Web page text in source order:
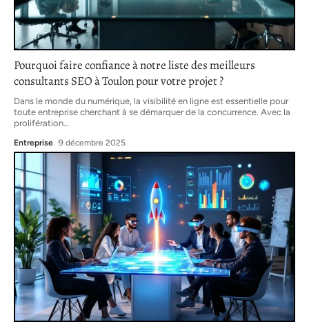
Pourquoi faire confiance à notre liste des meilleurs
consultants SEO à Toulon pour votre projet ?
Dans le monde du numérique, la visibilité en ligne est essentielle pour
toute entreprise cherchant à se démarquer de la concurrence. Avec la
prolifération…
Entreprise 9 décembre 2025